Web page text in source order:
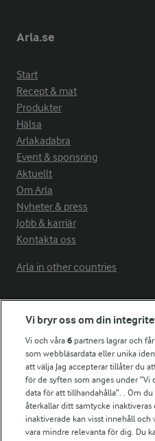
Arla.se
Start
Recept & mat
Produkter
Hälsa
Arlakadabra
Event & sponsring
Aktuellt
Om Arla
Nyheter & press
Jobb & karriär
Kontakta oss
Arla in other countries
Fler Arlasajter
För ägare
Arlas kundportal
Arla.com
Falbygdens Ost
Arla webbshop
Bildbank
Vi bryr oss om din
Vi och våra6 partners lagrar och
som webbläsardata eller unika
att välja Jag accepterar tillåter du
för de syften som anges under ”Vi
data för att tillhandahålla”. . Om
återkallar ditt samtycke inaktiveras
inaktiverade kan visst innehåll och
vara mindre relevanta för dig. Du